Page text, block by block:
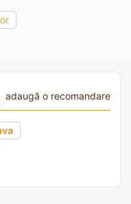
adaugă o recomandare